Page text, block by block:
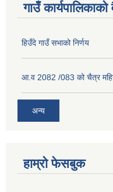
गाउँ
हिउँदे गाउँ सभाको निर्णय
आ.व 2082 /083 को चैत्र
अन्य
हाम्रो फेसबुक